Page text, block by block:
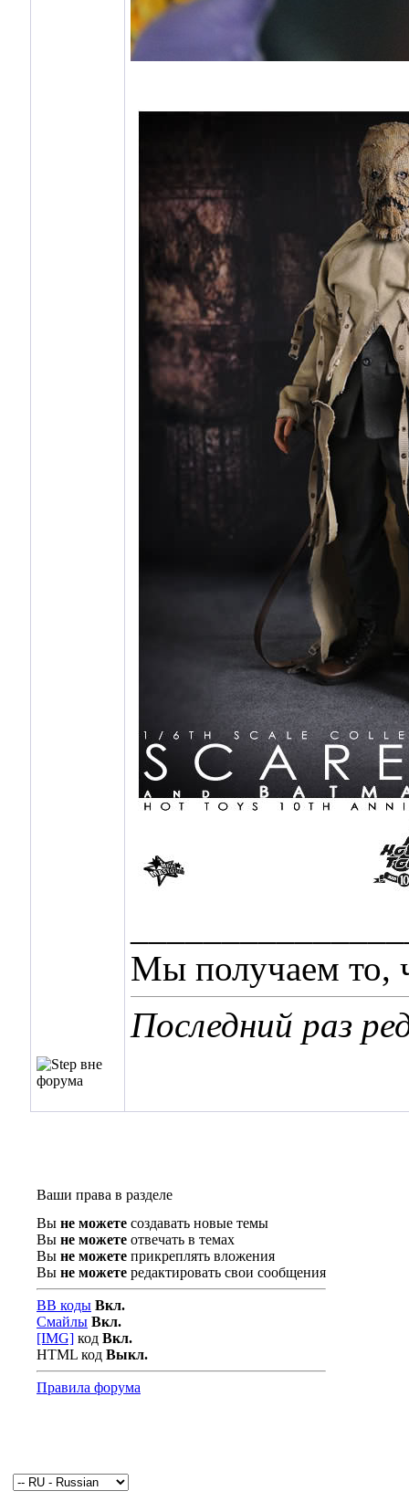
Мы получаем то,
Последний раз
Ваши права в разделе
Вы не можете создавать новые темы
Вы не можете отвечать в темах
Вы не можете прикреплять вложения
Вы не можете редактировать свои сообщения
BB коды Вкл.
Смайлы Вкл.
[IMG] код Вкл.
HTML код Выкл.
Правила форума